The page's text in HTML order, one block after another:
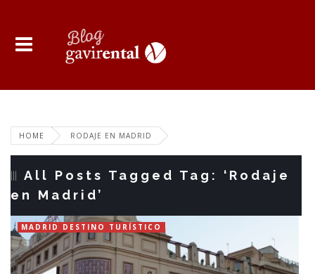
HOME RODAJE EN MADRID
All Posts Tagged Tag: ‘Rodaje
en Madrid’
MADRID DESTINO TURÍSTICO